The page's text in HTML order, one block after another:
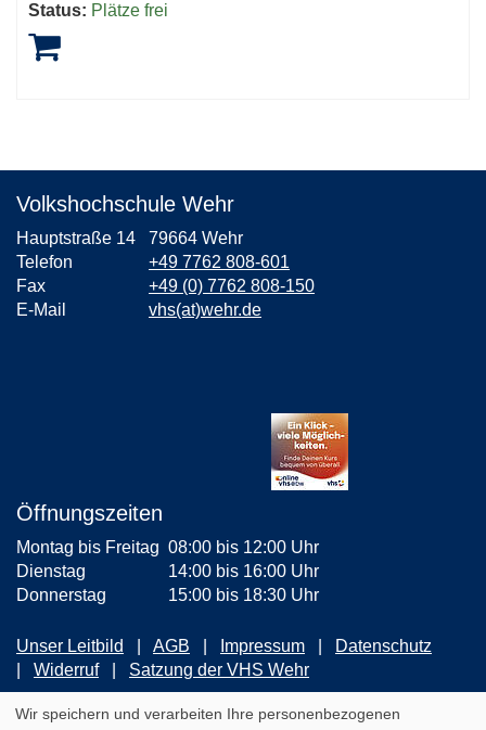
Status: Plätze frei
Volkshochschule Wehr
Hauptstraße 14 79664 Wehr
Telefon
+49 7762 808-601
Fax
+49 (0) 7762 808-150
E-Mail
vhs(at)wehr.de
Öffnungszeiten
Montag bis Freitag 08:00 bis 12:00 Uhr
Dienstag
14:00 bis 16:00 Uhr
Donnerstag
15:00 bis 18:30 Uhr
Unser Leitbild AGB Impressum
Datenschutz
Widerruf
Satzung der VHS Wehr
ZUM NEWSLETTER ANMELDEN
Wir speichern und verarbeiten Ihre personenbezogenen